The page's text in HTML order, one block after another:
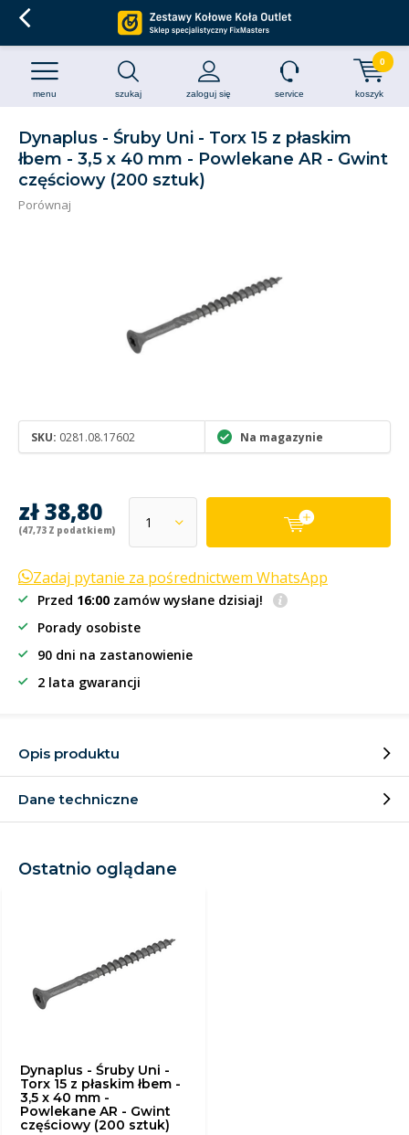
szukaj zaloguj się
menu service koszyk
0
Dynaplus - Śruby Uni - Torx 15 z płaskim
łbem - 3,5 x 40 mm - Powlekane AR - Gwint
częściowy (200 sztuk)
Porównaj
SKU: 0281.08.17602 Na magazynie
zł 38,80
(47,73 Z podatkiem)
Zadaj pytanie za pośrednictwem WhatsApp
Przed 16:00 zamów wysłane dzisiaj!
Porady osobiste
90 dni na zastanowienie
2 lata gwarancji
Opis produktu
Dane techniczne
Ostatnio oglądane
Dynaplus - Śruby Uni -
Torx 15 z płaskim łbem -
3,5 x 40 mm -
Powlekane AR - Gwint
częściowy (200 sztuk)